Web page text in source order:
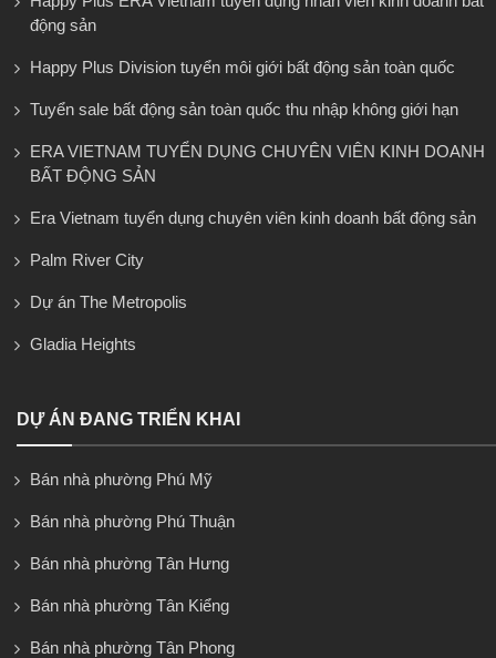
động sản
Happy Plus Division tuyển môi giới bất động sản toàn quốc
Tuyển sale bất động sản toàn quốc thu nhập không giới hạn
ERA VIETNAM TUYỂN DỤNG CHUYÊN VIÊN KINH DOANH
BẤT ĐỘNG SẢN
Era Vietnam tuyển dụng chuyên viên kinh doanh bất động sản
Palm River City
Dự án The Metropolis
Gladia Heights
DỰ ÁN ĐANG TRIỂN KHAI
Bán nhà phường Phú Mỹ
Bán nhà phường Phú Thuận
Bán nhà phường Tân Hưng
Bán nhà phường Tân Kiểng
Bán nhà phường Tân Phong